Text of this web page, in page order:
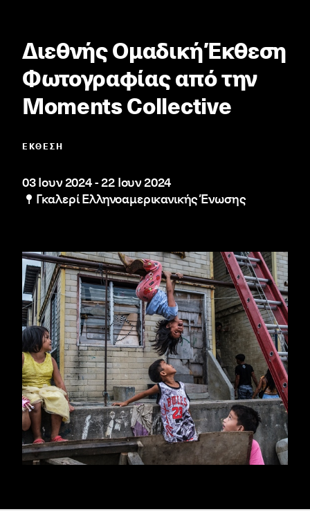
Διεθνής Ομαδική Έκθεση
Φωτογραφίας από την
Moments Collective
ΈΚΘΕΣΗ
03 Ιουν 2024-22 Ιουν 2024
Γκαλερί Ελληνοαμερικανικής Ένωσης
Διεθνής Ομαδική Έκθεση Φωτογραφίας από την